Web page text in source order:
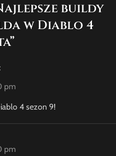
buildy
w Diablo 4
”
pm
4 sezon 9!
pm